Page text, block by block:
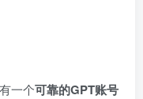
一个可靠的GPT账号